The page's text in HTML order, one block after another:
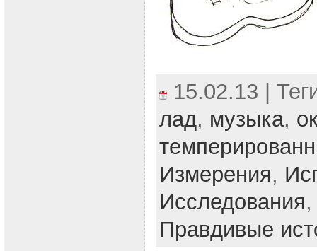
15.02.13 |
лад, музыка,
Измерения,
Исследования
Правдивые